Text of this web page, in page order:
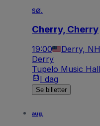
sø.
Cherry, Cherry
19:00 Derry,
Derry
Tupelo Music
I dag
Se billetter
aug.